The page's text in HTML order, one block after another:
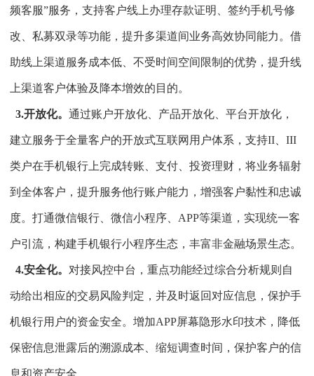
频客服”服务，支持客户线上办理存款证明、签约手机号修
改、私募双录等功能，提升多渠道间业务高效协同能力。借
助线上渠道服务成本低、不受时间空间限制的优势，提升线
上渠道客户体验及降本增效的目的。
3.开放化。通过账户开放化、产品开放化、平台开放化，
建立服务于全量客户的开放式互联网用户体系，支持II、III
类户在手机银行上完成转账、支付、投资理财，将业务辐射
到全体客户，提升服务他行账户能力，增强客户黏性和忠诚
度。打通微信银行、微信小程序、APP等渠道，实现统一客
户引流，构建手机银行小程序生态，丰富非金融场景生态。
4.安全化。 对接风控中台，重点功能经过综合分析规则自
动给出相应的交易风险判定，并及时返回对应信息，保护手
机银行用户的资金安全。增加APP屏幕隐形水印技术，降低
保密信息泄露后的溯源成本、缩短调查时间，保护客户的信
息和资产安全。